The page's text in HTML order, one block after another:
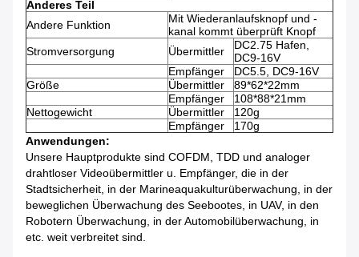
Anderes Teil
Andere Funktion
Mit Wiederanlaufsknopf und -
kanal kommt überprüft Knopf
Stromversorgung
Übermittler
DC2.75 Hafen,
DC9-16V
Empfänger
DC5.5, DC9-16V
Größe
Übermittler
89*62*22mm
Empfänger
108*88*21mm
Nettogewicht
Übermittler
120g
Empfänger
170g
Anwendungen:
Unsere Hauptprodukte sind COFDM, TDD und analoger
drahtloser Videoübermittler u. Empfänger, die in der
Stadtsicherheit, in der Marineaquakulturüberwachung, in der
beweglichen Überwachung des Seebootes, in UAV, in den
Robotern Überwachung, in der Automobilüberwachung, in
etc. weit verbreitet sind.